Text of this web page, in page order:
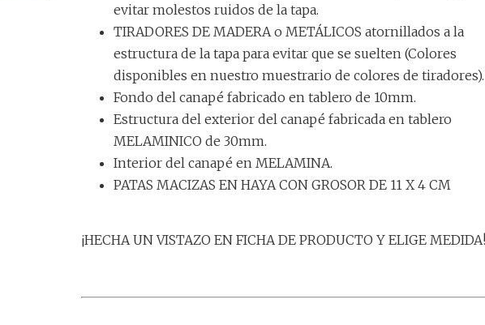
evitar molestos ruidos de la tapa.
TIRADORES DE MADERA o METÁLICOS atornillados a la
estructura de la tapa para evitar que se suelten (Colores
disponibles en nuestro muestrario de colores de tiradores).
Fondo del canapé fabricado en tablero de 10mm.
Estructura del exterior del canapé fabricada en tablero
MELAMINICO de 30mm.
Interior del canapé en MELAMINA.
PATAS MACIZAS EN HAYA CON GROSOR DE 11 X 4 CM
¡HECHA UN VISTAZO EN FICHA DE PRODUCTO Y ELIGE MEDIDA!